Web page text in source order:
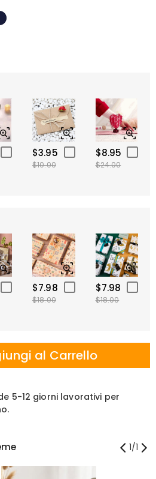
$3.95
$10.00
$8.95
$24.00
$7.98
$18.00
$7.98
$18.00
al Carrello
5-12 giorni lavorativi per
1/1